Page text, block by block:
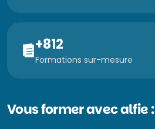
+812
Formations sur-mesure
Vous former avec alfie :